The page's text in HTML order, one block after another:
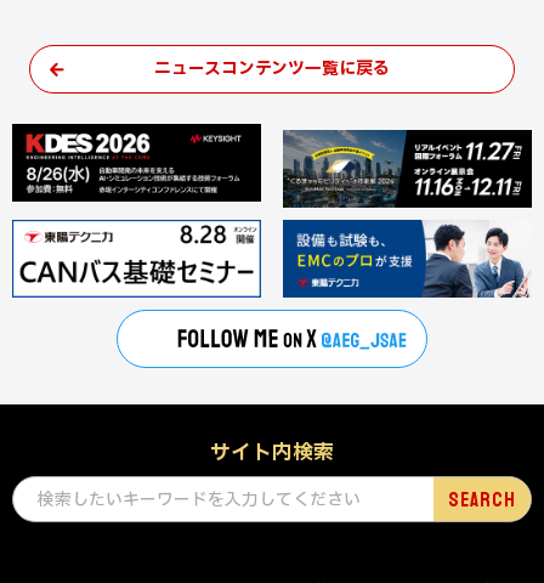
ニュースコンテンツ一覧に戻る
サイト内検索